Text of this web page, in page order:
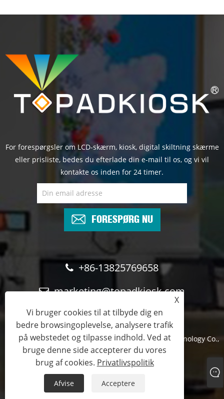
For forespørgsler om LCD-skærm, kiosk, digital skiltning skærme
eller prisliste, bedes du efterlade din e-mail til os, og vi vil
kontakte os inden for 24 timer.
FORESPØRG NU
+86-13825769658
marketing@topadkiosk.com
Copyright © 2024 Shenzhen TopAdkiosk Display Technology Co.,
Ltd. Alle rettigheder forbeholdes
Links
RSS XML Privatlivspolitik
X
Vi bruger cookies til at tilbyde dig en
bedre browsingoplevelse, analysere trafik
på webstedet og tilpasse indhold. Ved at
bruge denne side accepterer du vores
brug af cookies. Privatlivspolitik
Afvise Acceptere